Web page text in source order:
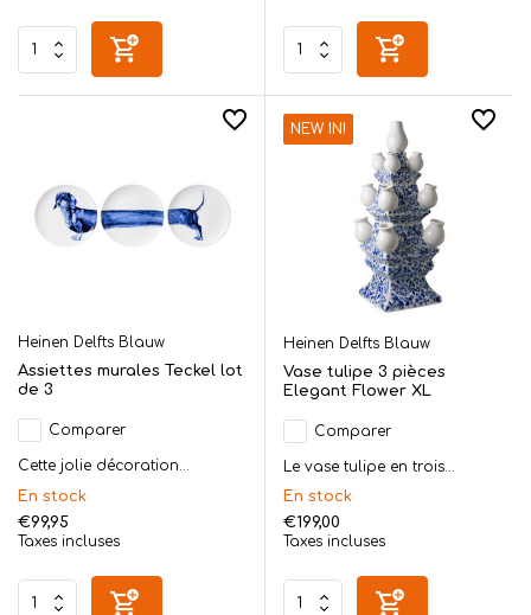
Heinen Delfts Blauw
Assiettes murales Teckel lot
de 3
Comparer
Cette jolie décoration...
En stock
€99,95
Taxes incluses
NEW IN!
Heinen Delfts Blauw
Vase tulipe 3 pièces
Elegant Flower XL
Comparer
Le vase tulipe en trois...
En stock
€199,00
Taxes incluses